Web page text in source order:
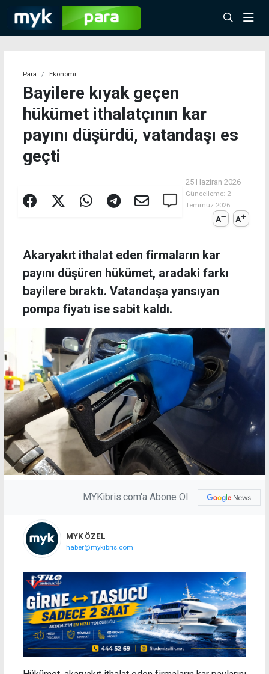
Para Ekonomi
Bayilere kıyak geçen
hükümet ithalatçının kar
payını düşürdü, vatandaşı es
geçti
25 Haziran 2026
Güncelleme: 2
Temmuz 2026
A A
Akaryakıt ithalat eden firmaların kar
payını düşüren hükümet, aradaki farkı
bayilere bıraktı. Vatandaşa yansıyan
pompa fiyatı ise sabit kaldı.
MYKibris.com'a Abone Ol
MYK ÖZEL
haber@mykibris.com